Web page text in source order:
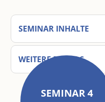
SEMINAR INHALTE
WEITERE DETAILS
SEMINAR 4